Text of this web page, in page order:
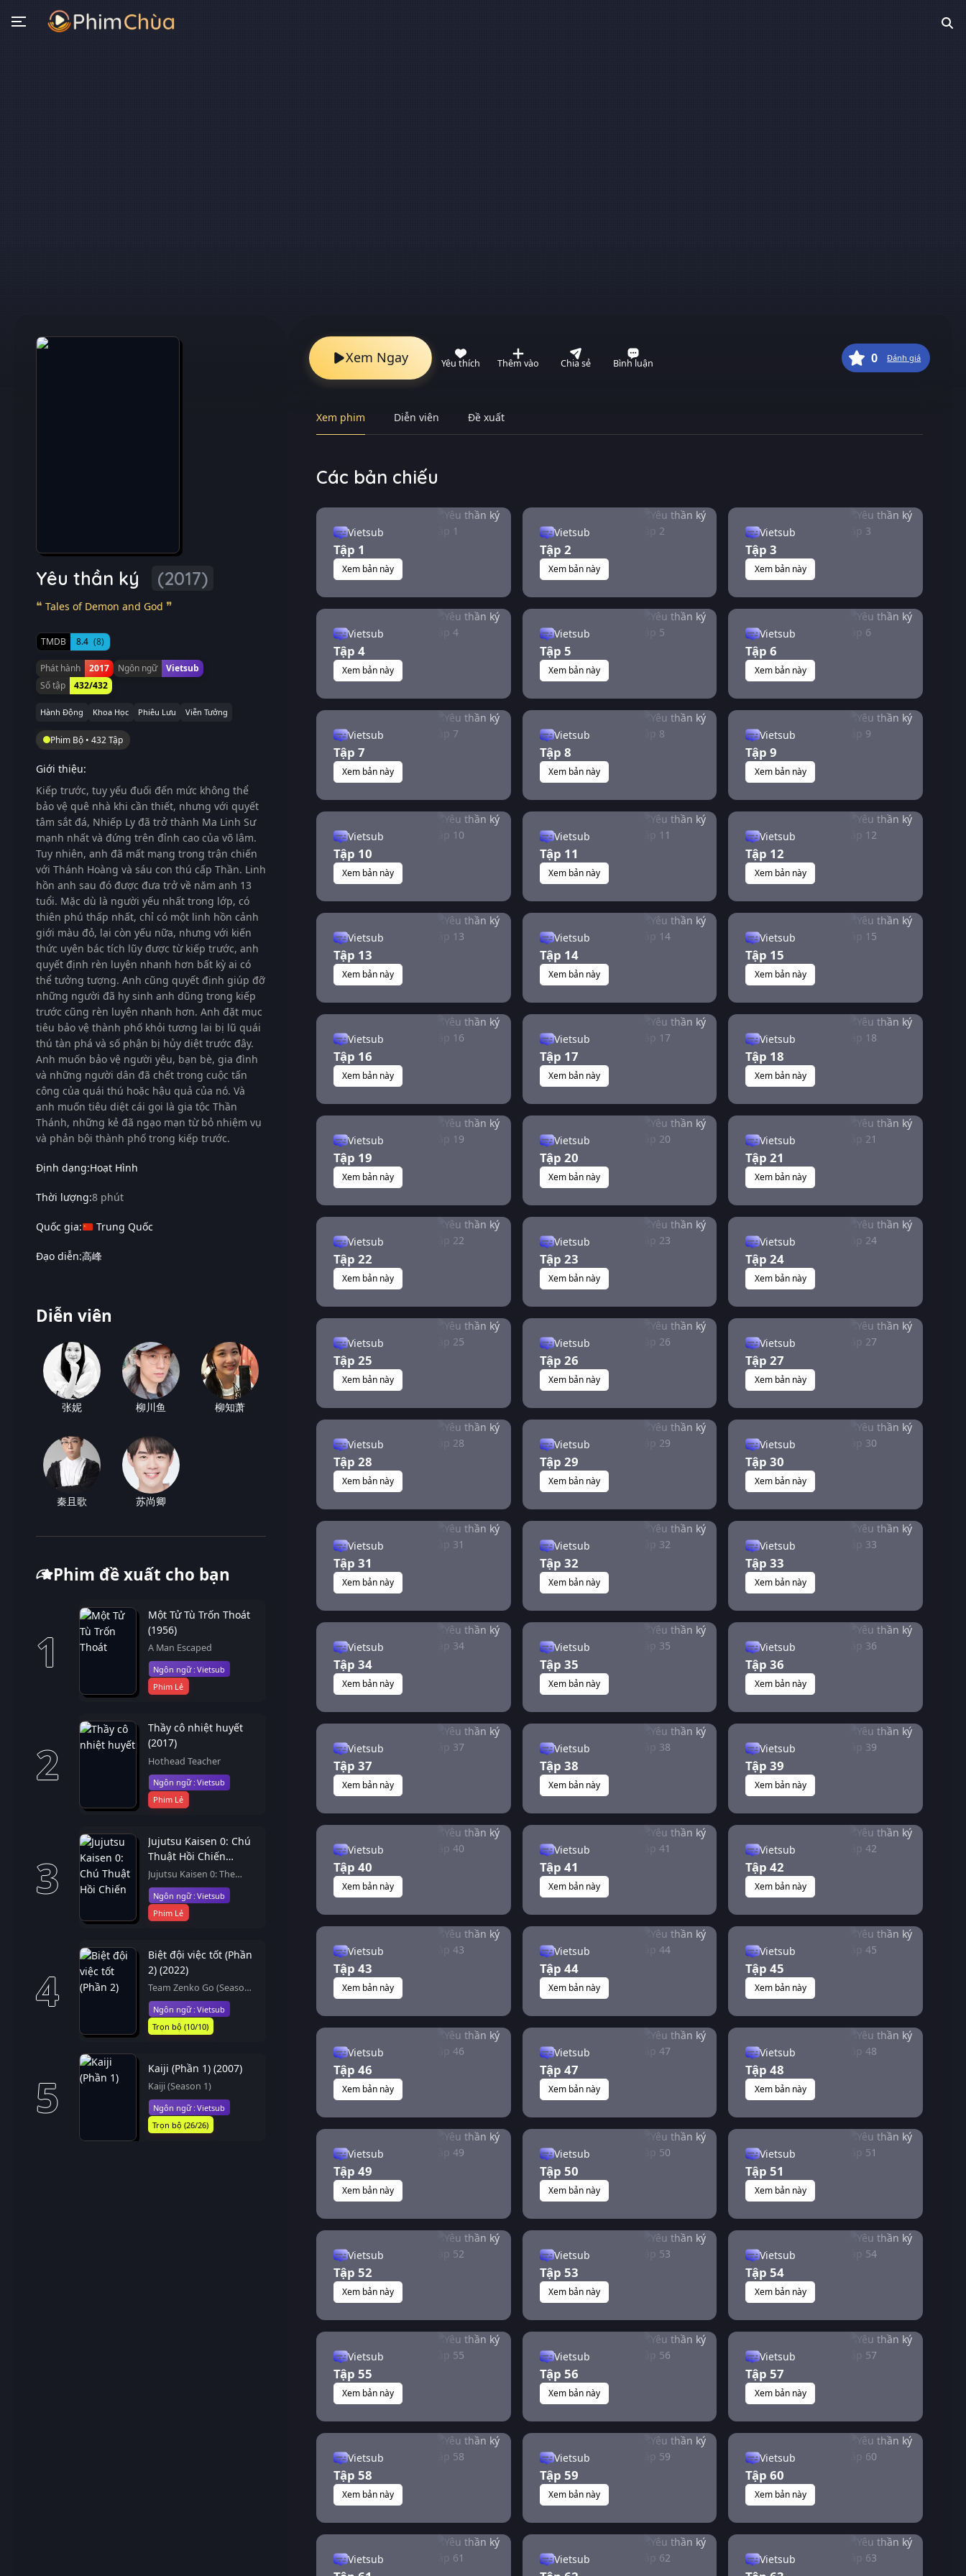
Yêu thần ký (2017)
Tales of Demon and God
TMDB 8.4 (8)
Phát hành 2017 Ngôn ngữ
Vietsub
Số tập
432/432
Hành Động Khoa Học Phiêu Lưu Viễn Tưởng
Phim Bộ • 432 Tập
Giới thiệu:
Kiếp trước, tuy yếu đuối đến mức không thể
bảo vệ quê nhà khi cần thiết, nhưng với quyết
tâm sắt đá, Nhiếp Ly đã trở thành Ma Linh Sư
mạnh nhất và đứng trên đỉnh cao của võ lâm.
Tuy nhiên, anh đã mất mạng trong trận chiến
với Thánh Hoàng và sáu con thú cấp Thần. Linh
hồn anh sau đó được đưa trở về năm anh 13
tuổi. Mặc dù là người yếu nhất trong lớp, có
thiên phú thấp nhất, chỉ có một linh hồn cảnh
giới màu đỏ, lại còn yếu nữa, nhưng với kiến ​​
thức uyên bác tích lũy được từ kiếp trước, anh
quyết định rèn luyện nhanh hơn bất kỳ ai có
thể tưởng tượng. Anh cũng quyết định giúp đỡ
những người đã hy sinh anh dũng trong kiếp
trước cũng rèn luyện nhanh hơn. Anh đặt mục
tiêu bảo vệ thành phố khỏi tương lai bị lũ quái
thú tàn phá và số phận bị hủy diệt trước đây.
Anh muốn bảo vệ người yêu, bạn bè, gia đình
và những người dân đã chết trong cuộc tấn
công của quái thú hoặc hậu quả của nó. Và
anh muốn tiêu diệt cái gọi là gia tộc Thần
Thánh, những kẻ đã ngạo mạn từ bỏ nhiệm vụ
và phản bội thành phố trong kiếp trước.
Định dạng:Hoạt Hình
Thời lượng:8 phút
Quốc gia: Trung Quốc
Đạo diễn:高峰
Diễn viên
张妮 柳川鱼 柳知萧
秦且歌 苏尚卿
Phim đề xuất cho bạn
1
Một Tử Tù Trốn Thoát
(1956)
A Man Escaped
Vietsub
Phim Lẻ
2
Thầy cô nhiệt huyết
(2017)
Hothead Teacher
Vietsub
Phim Lẻ
3
Jujutsu Kaisen 0: Chú
Thuật Hồi Chiến
(2021)
Jujutsu Kaisen 0: The
Movie
Vietsub
Phim Lẻ
4
Biệt đội việc tốt (Phần
2) (2022)
Team Zenko Go (Season
2)
Vietsub
Trọn bộ (10/10)
5
Kaiji (Phần 1) (2007)
Kaiji (Season 1)
Vietsub
Trọn bộ (26/26)
Xem Ngay Yêu thích Thêm vào Chia sẻ Bình luận 0 Đánh giá
Xem phim Diễn viên Đề xuất
Các bản chiếu
Vietsub
Tập 1
Xem bản này
Vietsub
Tập 2
Xem bản này
Vietsub
Tập 3
Xem bản này
Vietsub
Tập 4
Xem bản này
Vietsub
Tập 5
Xem bản này
Vietsub
Tập 6
Xem bản này
Vietsub
Tập 7
Xem bản này
Vietsub
Tập 8
Xem bản này
Vietsub
Tập 9
Xem bản này
Vietsub
Tập 10
Xem bản này
Vietsub
Tập 11
Xem bản này
Vietsub
Tập 12
Xem bản này
Vietsub
Tập 13
Xem bản này
Vietsub
Tập 14
Xem bản này
Vietsub
Tập 15
Xem bản này
Vietsub
Tập 16
Xem bản này
Vietsub
Tập 17
Xem bản này
Vietsub
Tập 18
Xem bản này
Vietsub
Tập 19
Xem bản này
Vietsub
Tập 20
Xem bản này
Vietsub
Tập 21
Xem bản này
Vietsub
Tập 22
Xem bản này
Vietsub
Tập 23
Xem bản này
Vietsub
Tập 24
Xem bản này
Vietsub
Tập 25
Xem bản này
Vietsub
Tập 26
Xem bản này
Vietsub
Tập 27
Xem bản này
Vietsub
Tập 28
Xem bản này
Vietsub
Tập 29
Xem bản này
Vietsub
Tập 30
Xem bản này
Vietsub
Tập 31
Xem bản này
Vietsub
Tập 32
Xem bản này
Vietsub
Tập 33
Xem bản này
Vietsub
Tập 34
Xem bản này
Vietsub
Tập 35
Xem bản này
Vietsub
Tập 36
Xem bản này
Vietsub
Tập 37
Xem bản này
Vietsub
Tập 38
Xem bản này
Vietsub
Tập 39
Xem bản này
Vietsub
Tập 40
Xem bản này
Vietsub
Tập 41
Xem bản này
Vietsub
Tập 42
Xem bản này
Vietsub
Tập 43
Xem bản này
Vietsub
Tập 44
Xem bản này
Vietsub
Tập 45
Xem bản này
Vietsub
Tập 46
Xem bản này
Vietsub
Tập 47
Xem bản này
Vietsub
Tập 48
Xem bản này
Vietsub
Tập 49
Xem bản này
Vietsub
Tập 50
Xem bản này
Vietsub
Tập 51
Xem bản này
Vietsub
Tập 52
Xem bản này
Vietsub
Tập 53
Xem bản này
Vietsub
Tập 54
Xem bản này
Vietsub
Tập 55
Xem bản này
Vietsub
Tập 56
Xem bản này
Vietsub
Tập 57
Xem bản này
Vietsub
Tập 58
Xem bản này
Vietsub
Tập 59
Xem bản này
Vietsub
Tập 60
Xem bản này
Vietsub Vietsub Vietsub